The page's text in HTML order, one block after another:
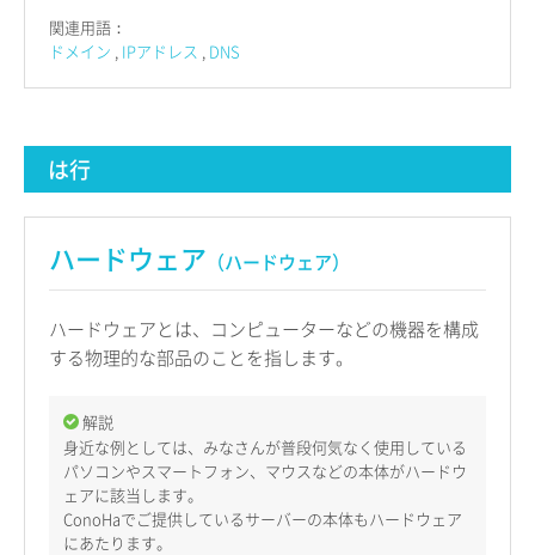
関連用語：
ドメイン IPアドレス DNS
は行
ハードウェア （ハードウェア）
ハードウェアとは、コンピューターなどの機器を構成
する物理的な部品のことを指します。
解説
身近な例としては、みなさんが普段何気なく使用している
パソコンやスマートフォン、マウスなどの本体がハードウ
ェアに該当します。
ConoHaでご提供しているサーバーの本体もハードウェア
にあたります。